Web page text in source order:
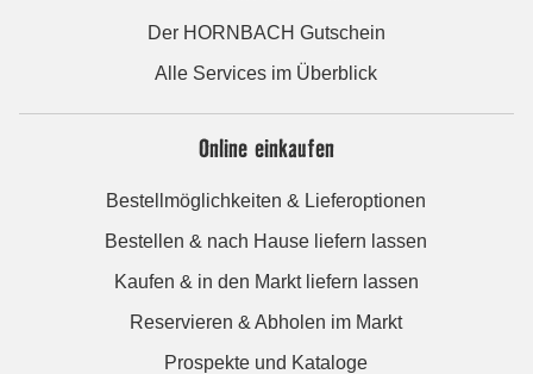
Der HORNBACH Gutschein
Alle Services im Überblick
Online einkaufen
Bestellmöglichkeiten & Lieferoptionen
Bestellen & nach Hause liefern lassen
Kaufen & in den Markt liefern lassen
Reservieren & Abholen im Markt
Prospekte und Kataloge